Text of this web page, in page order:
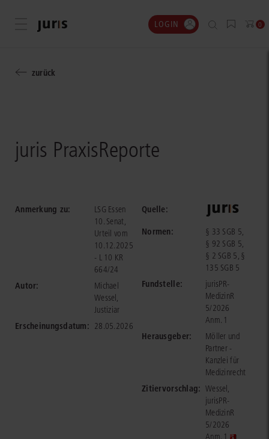
Menü öffnen LOGIN 0
zurück
juris PraxisReporte
Anmerkung zu:
LSG Essen
10. Senat,
Urteil vom
10.12.2025
- L 10 KR
664/24
Autor:
Michael
Wessel,
Justiziar
Erscheinungsdatum: 28.05.2026
Quelle:
Normen:
§ 33 SGB 5,
§ 92 SGB 5,
§ 2 SGB 5, §
135 SGB 5
Fundstelle:
jurisPR-
MedizinR
5/2026
Anm. 1
Herausgeber:
Möller und
Partner -
Kanzlei für
Medizinrecht
Zitiervorschlag: Wessel,
jurisPR-
MedizinR
5/2026
Anm. 1